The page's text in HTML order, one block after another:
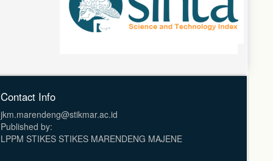
Contact Info
jkm.marendeng@stikmar.ac.id
Published by:
LPPM STIKES STIKES MARENDENG MAJENE